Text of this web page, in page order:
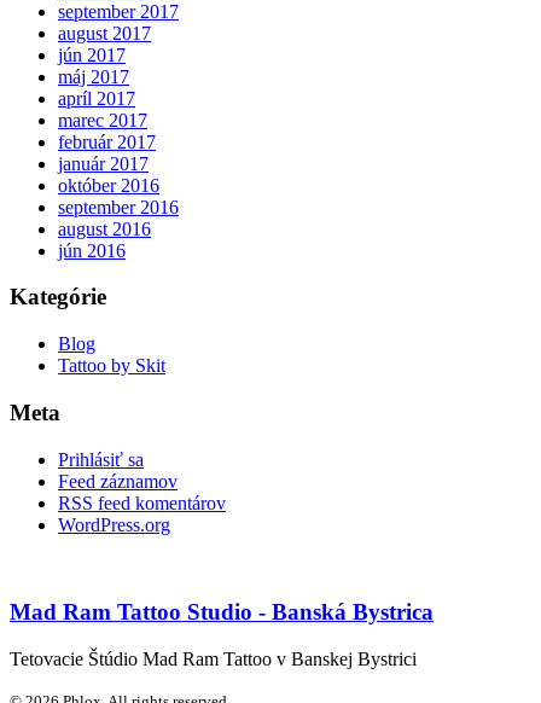
september 2017
august 2017
jún 2017
máj 2017
apríl 2017
marec 2017
február 2017
január 2017
október 2016
september 2016
august 2016
jún 2016
Kategórie
Blog
Tattoo by Skit
Meta
Prihlásiť sa
Feed záznamov
RSS feed komentárov
WordPress.org
Mad Ram Tattoo Studio - Banská Bystrica
Tetovacie Štúdio Mad Ram Tattoo v Banskej Bystrici